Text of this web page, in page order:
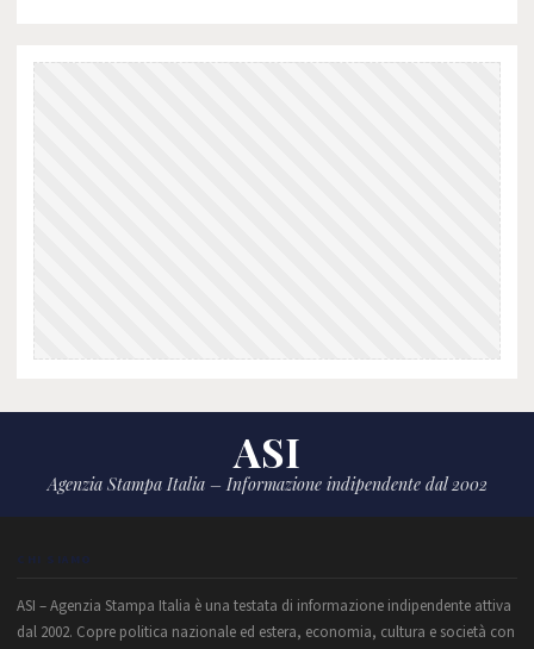
ASI
Agenzia Stampa Italia – Informazione indipendente dal 2002
CHI SIAMO
ASI – Agenzia Stampa Italia è una testata di informazione indipendente attiva
dal 2002. Copre politica nazionale ed estera, economia, cultura e società con